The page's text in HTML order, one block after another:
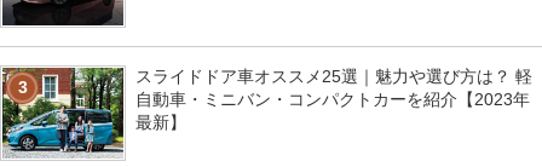
3
スライドドア車オススメ25選｜魅力や選び方は？ 軽
自動車・ミニバン・コンパクトカーを紹介【2023年
最新】